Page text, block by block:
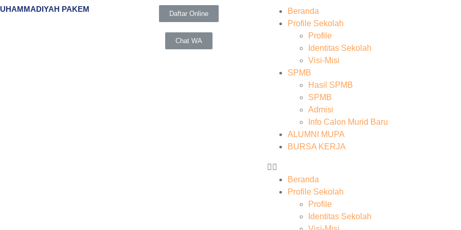
PAKEM
Daftar Online
Chat WA
Beranda
Profile Sekolah
Profile
Identitas Sekolah
Visi-Misi
SPMB
Hasil SPMB
SPMB
Admisi
Info Calon Murid Baru
ALUMNI MUPA
BURSA KERJA
Beranda
Profile Sekolah
Profile
Identitas Sekolah